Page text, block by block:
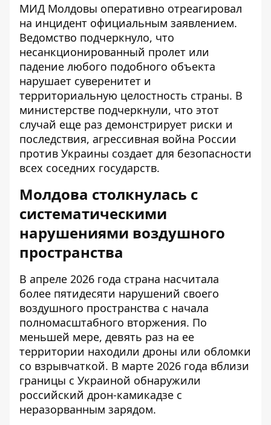
МИД Молдовы оперативно отреагировал
на инцидент официальным заявлением.
Ведомство подчеркнуло, что
несанкционированный пролет или
падение любого подобного объекта
нарушает суверенитет и
территориальную целостность страны. В
министерстве подчеркнули, что этот
случай еще раз демонстрирует риски и
последствия, агрессивная война России
против Украины создает для безопасности
всех соседних государств.
Молдова столкнулась с
систематическими
нарушениями воздушного
пространства
В апреле 2026 года страна насчитала
более пятидесяти нарушений своего
воздушного пространства с начала
полномасштабного вторжения. По
меньшей мере, девять раз на ее
территории находили дроны или обломки
со взрывчаткой. В марте 2026 года вблизи
границы с Украиной обнаружили
российский дрон-камикадзе с
неразорванным зарядом.